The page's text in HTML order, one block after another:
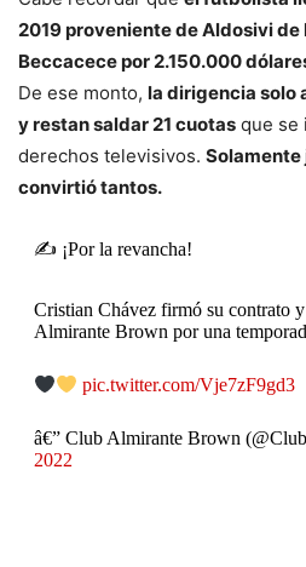
2019 proveniente de Aldosivi de
Beccacece por 2.150.000
De ese monto, la dirigencia solo
y restan saldar 21 cuotas que se
derechos televisivos. Solamente
convirtió tantos.
✍️ ¡Por la revancha!
Cristian Chávez firmó su contrato
Almirante Brown por una
pic.twitter.com/Vje7zF9gd3
â€” Club Almirante Brown
2022